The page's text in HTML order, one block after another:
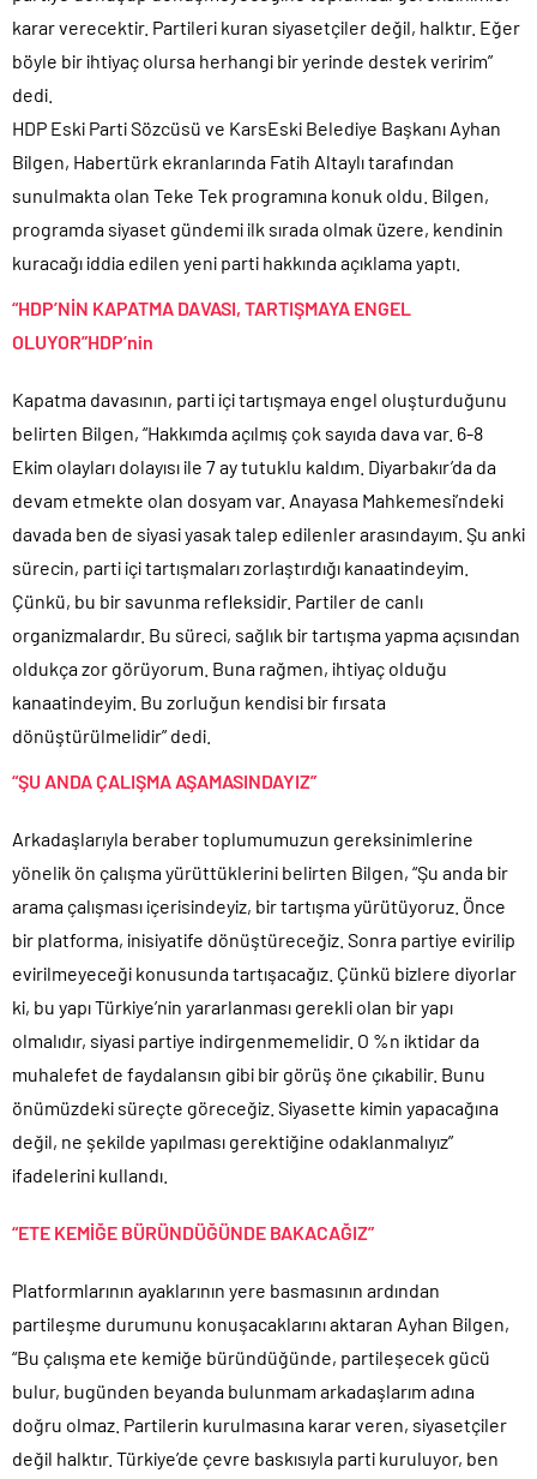
karar verecektir. Partileri kuran siyasetçiler değil, halktır. Eğer
böyle bir ihtiyaç olursa herhangi bir yerinde destek veririm”
dedi.
HDP Eski Parti Sözcüsü ve KarsEski Belediye Başkanı Ayhan
Bilgen, Habertürk ekranlarında Fatih Altaylı tarafından
sunulmakta olan Teke Tek programına konuk oldu. Bilgen,
programda siyaset gündemi ilk sırada olmak üzere, kendinin
kuracağı iddia edilen yeni parti hakkında açıklama yaptı.
“HDP’NİN KAPATMA DAVASI, TARTIŞMAYA ENGEL
OLUYOR”HDP’nin
Kapatma davasının, parti içi tartışmaya engel oluşturduğunu
belirten Bilgen, “Hakkımda açılmış çok sayıda dava var. 6-8
Ekim olayları dolayısı ile 7 ay tutuklu kaldım. Diyarbakır’da da
devam etmekte olan dosyam var. Anayasa Mahkemesi’ndeki
davada ben de siyasi yasak talep edilenler arasındayım. Şu anki
sürecin, parti içi tartışmaları zorlaştırdığı kanaatindeyim.
Çünkü, bu bir savunma refleksidir. Partiler de canlı
organizmalardır. Bu süreci, sağlık bir tartışma yapma açısından
oldukça zor görüyorum. Buna rağmen, ihtiyaç olduğu
kanaatindeyim. Bu zorluğun kendisi bir fırsata
dönüştürülmelidir” dedi.
“ŞU ANDA ÇALIŞMA AŞAMASINDAYIZ”
Arkadaşlarıyla beraber toplumumuzun gereksinimlerine
yönelik ön çalışma yürüttüklerini belirten Bilgen, “Şu anda bir
arama çalışması içerisindeyiz, bir tartışma yürütüyoruz. Önce
bir platforma, inisiyatife dönüştüreceğiz. Sonra partiye evirilip
evirilmeyeceği konusunda tartışacağız. Çünkü bizlere diyorlar
ki, bu yapı Türkiye’nin yararlanması gerekli olan bir yapı
olmalıdır, siyasi partiye indirgenmemelidir. O %n iktidar da
muhalefet de faydalansın gibi bir görüş öne çıkabilir. Bunu
önümüzdeki süreçte göreceğiz. Siyasette kimin yapacağına
değil, ne şekilde yapılması gerektiğine odaklanmalıyız”
ifadelerini kullandı.
“ETE KEMİĞE BÜRÜNDÜĞÜNDE BAKACAĞIZ”
Platformlarının ayaklarının yere basmasının ardından
partileşme durumunu konuşacaklarını aktaran Ayhan Bilgen,
“Bu çalışma ete kemiğe büründüğünde, partileşecek gücü
bulur, bugünden beyanda bulunmam arkadaşlarım adına
doğru olmaz. Partilerin kurulmasına karar veren, siyasetçiler
değil halktır. Türkiye’de çevre baskısıyla parti kuruluyor, ben